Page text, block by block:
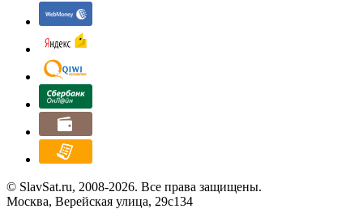
© SlavSat.ru, 2008-2026. Все права защищены.
Москва, Верейская улица, 29с134